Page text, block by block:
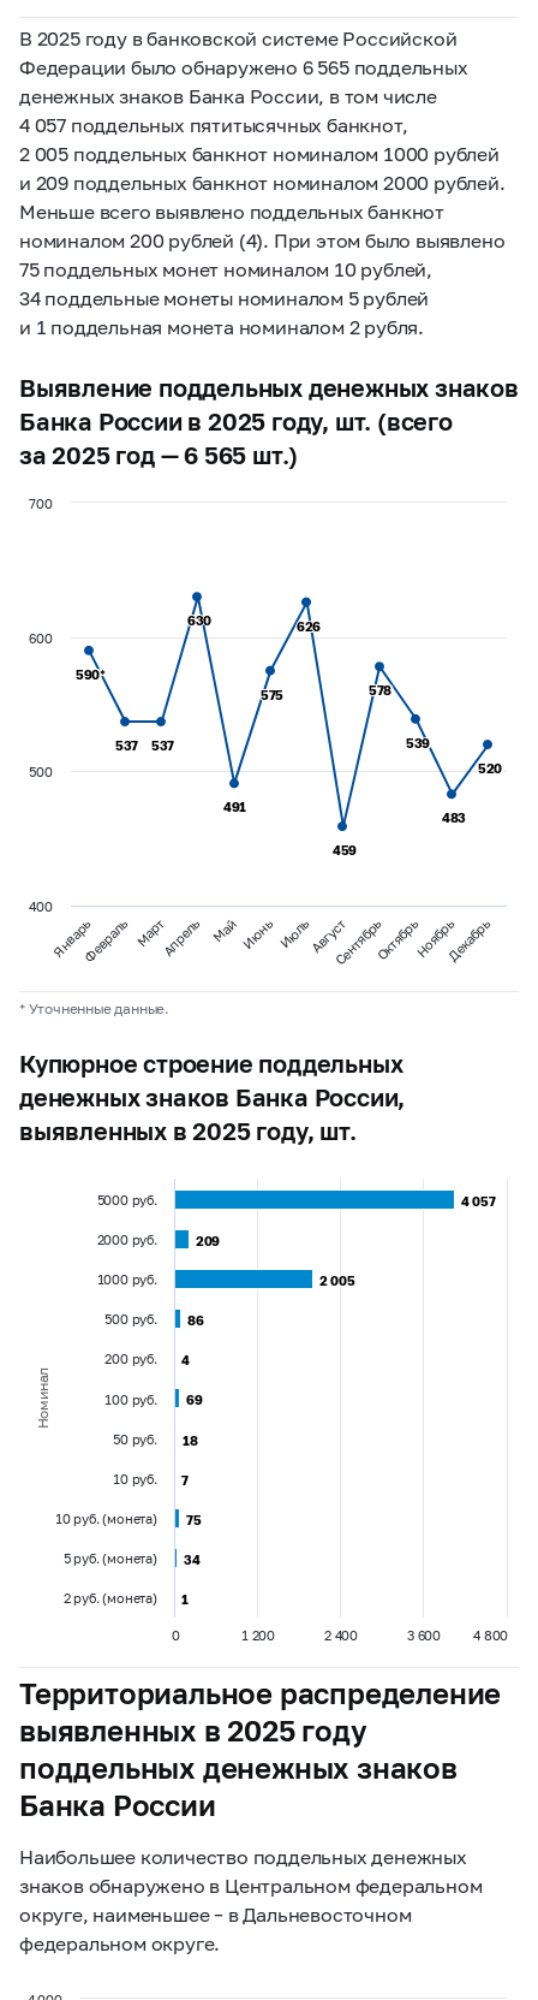
В 2025 году в банковской системе Российской
Федерации было обнаружено 6 565 поддельных
денежных знаков Банка России, в том числе
4 057 поддельных пятитысячных банкнот,
2 005 поддельных банкнот номиналом 1000 рублей
и 209 поддельных банкнот номиналом 2000 рублей.
Меньше всего выявлено поддельных банкнот
номиналом 200 рублей (4). При этом было выявлено
75 поддельных монет номиналом 10 рублей,
34 поддельные монеты номиналом 5 рублей
и 1 поддельная монета номиналом 2 рубля.
Выявление поддельных денежных знаков
Банка России в 2025 году, шт. (всего
за 2025 год — 6 565 шт.)
590*
590*
537
537 537
537
630
630
491
491
575
575
626
626
459
459
578
578
539
539
483
483
520
520
ЯнварьФевраль МартАпрель Май Июнь ИюльАвгустСентябрьОктябрьНоябрьДекабрь
400
500
600
700
* Уточненные данные.
Купюрное строение поддельных
денежных знаков Банка России,
выявленных в 2025 году, шт.
Номинал
4 057
4 057
209
209
2 005
2 005
86
86
4
4
69
69
18
18
7
7
75
75
34
34
1
1
5000 руб.
2000 руб.
1000 руб.
500 руб.
200 руб.
100 руб.
50 руб.
10 руб.
10 руб. (монета)
5 руб. (монета)
2 руб. (монета)
0 1 200 2 400 3 600 4 800
Территориальное распределение
выявленных в 2025 году
поддельных денежных знаков
Банка России
Наибольшее количество поддельных денежных
знаков обнаружено в Центральном федеральном
округе, наименьшее – в Дальневосточном
федеральном округе.